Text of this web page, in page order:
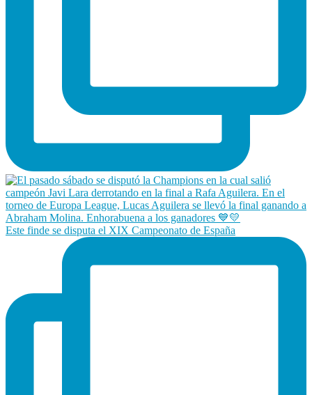
Este finde se disputa el XIX Campeonato de España